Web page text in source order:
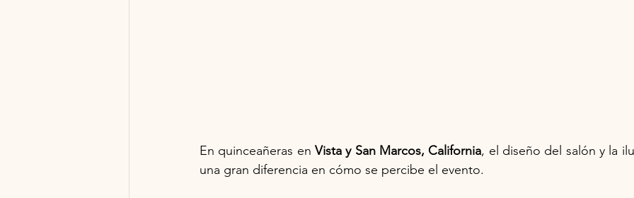
En quinceañeras en Vista y San Marcos, California, el diseño del salón y la
una gran diferencia en cómo se percibe el evento.